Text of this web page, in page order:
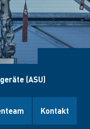
(ASU)
Kontakt